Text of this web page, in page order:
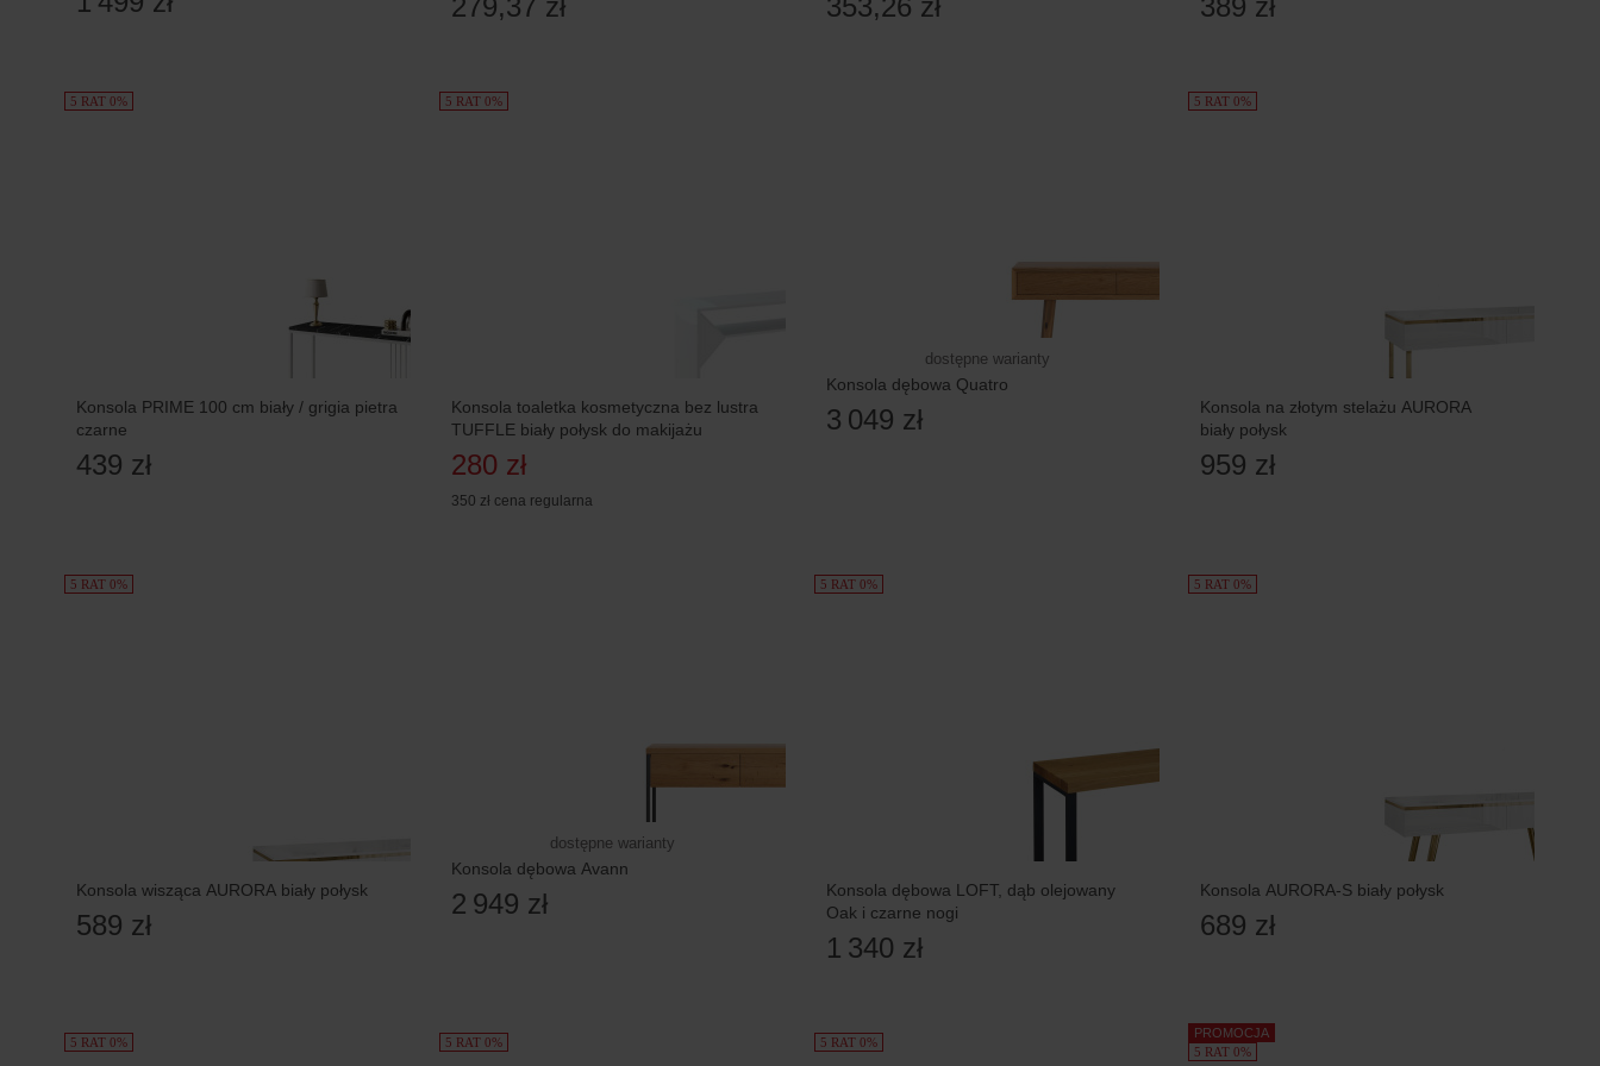
279,37 zł 353,26 zł 389 zł
5 RAT 0%
Konsola PRIME 100 cm biały / grigia pietra
czarne
439 zł
5 RAT 0%
Konsola toaletka kosmetyczna bez lustra
TUFFLE biały połysk do makijażu
280 zł
350 zł cena regularna
dostępne warianty
Konsola dębowa Quatro
3 049 zł
5 RAT 0%
Konsola na złotym stelażu AURORA
biały połysk
959 zł
5 RAT 0%
Konsola wisząca AURORA biały połysk
589 zł
dostępne warianty
Konsola dębowa Avann
2 949 zł
5 RAT 0%
Konsola dębowa LOFT, dąb olejowany
Oak i czarne nogi
1 340 zł
5 RAT 0%
Konsola AURORA-S biały połysk
689 zł
5 RAT 0% 5 RAT 0% 5 RAT 0%
PROMOCJA
5 RAT 0%